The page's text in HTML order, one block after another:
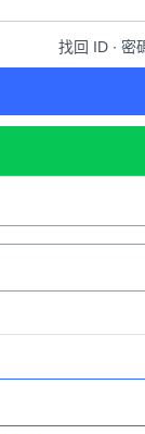
找回 ID ∙ 密